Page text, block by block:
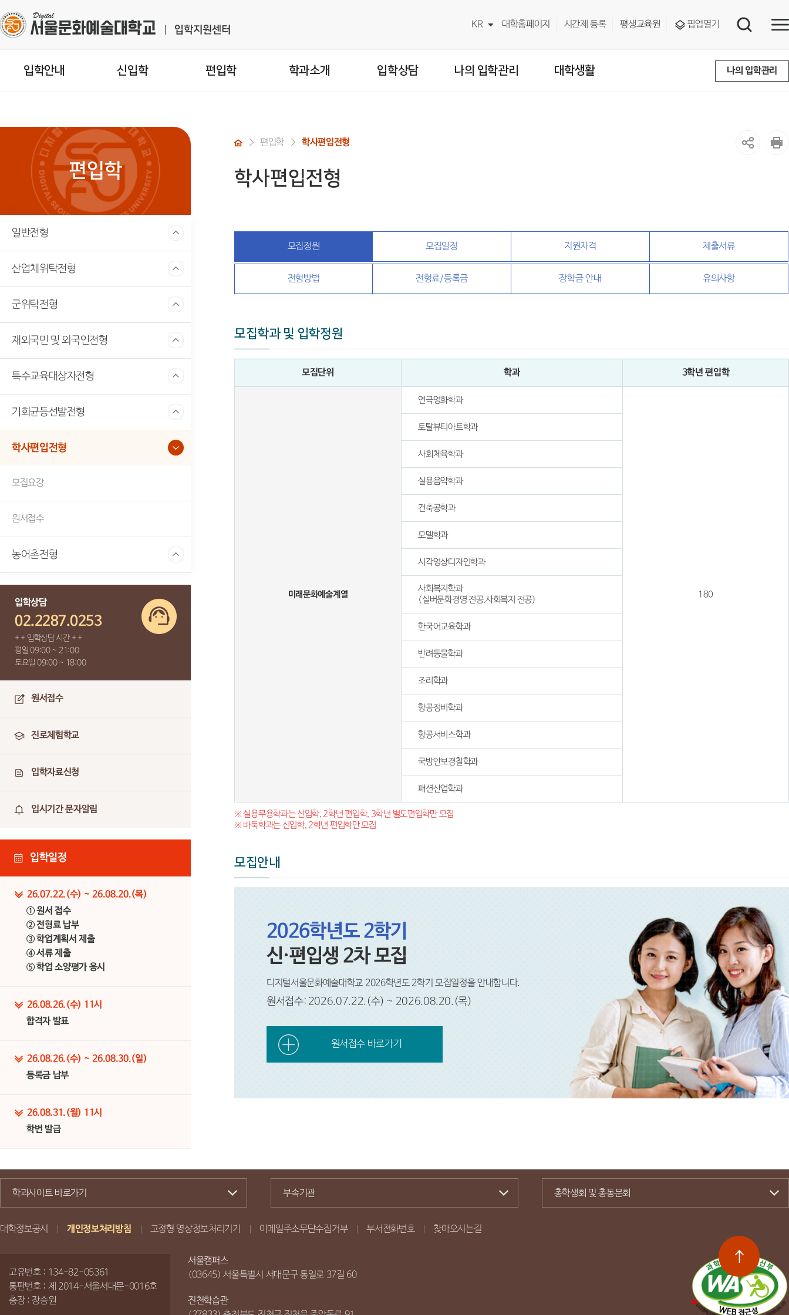
KR 대학홈페이지 시간제 등록 평생교육원 팝업열기
입학안내 신입학 편입학 학과소개 입학상담 나의 입학관리 대학생활 나의 입학관리
편입학
일반전형
산업체위탁전형
군위탁전형
재외국민 및 외국인전형
특수교육대상자전형
기회균등선발전형
학사편입전형
모집요강
원서접수
농어촌전형
입학상담
02.2287.0253
+ + 입학상담 시간 + +
평일 09:00 ~ 21:00
토요일 09:00 ~ 18:00
원서접수
진로체험학교
입학자료신청
입시기간 문자알림
입학일정
26.07.22.(수) ~ 26.08.20.(목)
① 원서 접수
② 전형료 납부
③ 학업계획서 제출
④ 서류 제출
⑤ 학업 소양평가 응시
26.08.26.(수) 11시
합격자 발표
26.08.26.(수) ~ 26.08.30.(일)
등록금 납부
26.08.31.(월) 11시
학번 발급
편입학 학사편입전형
학사편입전형
모집정원 모집일정 지원자격 제출서류
전형방법 전형료/등록금 장학금 안내 유의사항
모집학과 및 입학정원
모집단위 학과 3학년 편입학
미래문화예술계열
연극영화학과
180
토탈뷰티아트학과
사회체육학과
실용음악학과
건축공학과
모델학과
시각영상디자인학과
사회복지학과
(실버문화경영 전공,사회복지 전공)
한국어교육학과
반려동물학과
조리학과
항공정비학과
항공서비스학과
국방안보경찰학과
패션산업학과
※ 실용무용학과는 신입학, 2학년 편입학, 3학년 별도편입학만 모집
※ 바둑학과는 신입학, 2학년 편입학만 모집
모집안내
2026학년도 2학기
신·편입생 2차 모집
디지털서울문화예술대학교 2026학년도 2학기 모집일정을 안내합니다.
원서접수: 2026.07.22.(수) ~ 2026.08.20.(목)
원서접수 바로가기
학과사이트 바로가기 부속기관 총학생회 및 총동문회
대학정보공시 개인정보처리방침 고정형 영상정보처리기기 이메일주소무단수집거부 부서전화번호 찾아오시는길
고유번호 : 134-82-05361
통판번호 : 제 2014-서울서대문-0016호
총장 : 장승원
서울캠퍼스
(03645) 서울특별시 서대문구 통일로 37길 60
진천학습관